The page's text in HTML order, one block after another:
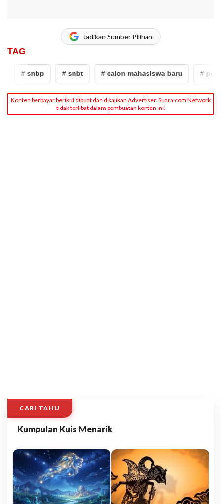
Jadikan Sumber Pilihan
TAG
# snbp # snbt # calon mahasiswa baru #
CARI TAHU
Kumpulan Kuis Menarik